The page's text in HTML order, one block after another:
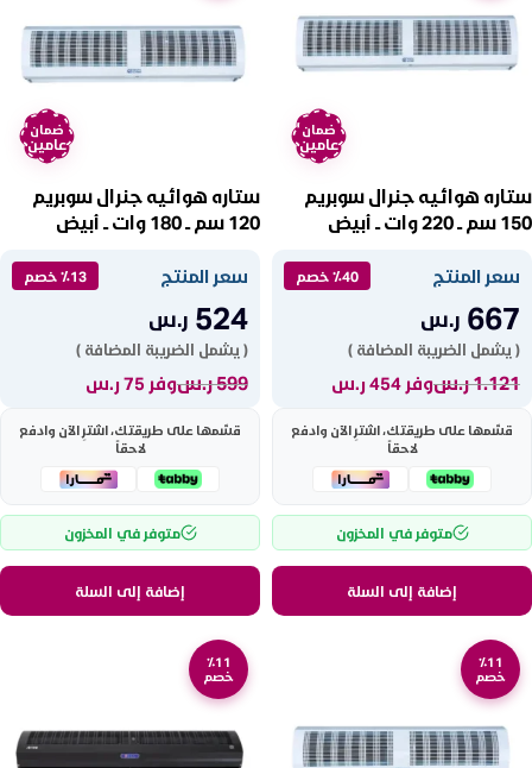
ضمان
عامين
ستاره هوائيه جنرال سوبريم
150 سم ــ 220 وات ــ أبيض
سعر المنتج ٪40 خصم
667 ر.س
( يشمل الضريبة المضافة )
1.121ر.سوفر 454 ر.س
قسّمها على طريقتك، اشترِ الآن وادفع
لاحقاً
متوفر في المخزون
إضافة إلى السلة
ضمان
عامين
ستاره هوائيه جنرال سوبريم
120 سم ــ 180 وات ــ أبيض
سعر المنتج ٪13 خصم
524 ر.س
( يشمل الضريبة المضافة )
599ر.سوفر 75 ر.س
قسّمها على طريقتك، اشترِ الآن وادفع
لاحقاً
متوفر في المخزون
إضافة إلى السلة
٪11
خصم
٪11
خصم